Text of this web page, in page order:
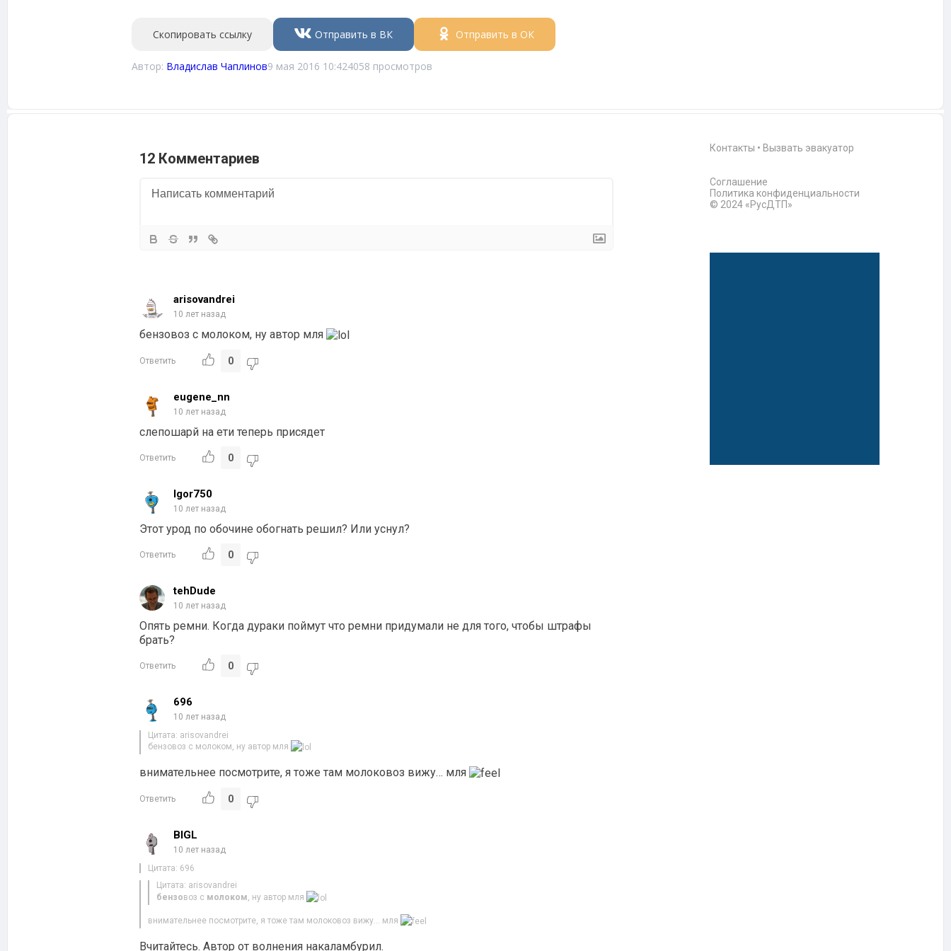
Скопировать ссылку Отправить в ВК Отправить в ОК
Автор: Владислав Чаплинов9 мая 2016 10:424058 просмотров
12 Комментариев
arisovandrei
10 лет назад
бензовоз с молоком, ну автор мля
Ответить 0
eugene_nn
10 лет назад
слепошарй на ети теперь присядет
Ответить 0
Igor750
10 лет назад
Этот урод по обочине обогнать решил? Или уснул?
Ответить 0
tehDude
10 лет назад
Опять ремни. Когда дураки поймут что ремни придумали не для того, чтобы штрафы
брать?
Ответить 0
696
10 лет назад
Цитата: arisovandrei
бензовоз с молоком, ну автор мля
внимательнее посмотрите, я тоже там молоковоз вижу… мля
Ответить 0
BIGL
10 лет назад
Цитата: 696
Цитата: arisovandrei
бензовоз с молоком, ну автор мля
внимательнее посмотрите, я тоже там молоковоз вижу… мля
Вчитайтесь. Автор от волнения накаламбурил.
Контакты • Вызвать эвакуатор
Соглашение
Политика конфиденциальности
© 2024 «РусДТП»